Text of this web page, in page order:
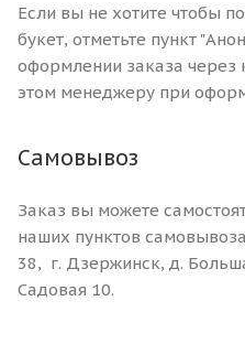
Если вы не хотите чтобы
букет, отметьте пункт
оформлении заказа через
этом менеджеру при
Самовывоз
Заказ вы можете
наших пунктов
38, г. Дзержинск, д.
Садовая 10.